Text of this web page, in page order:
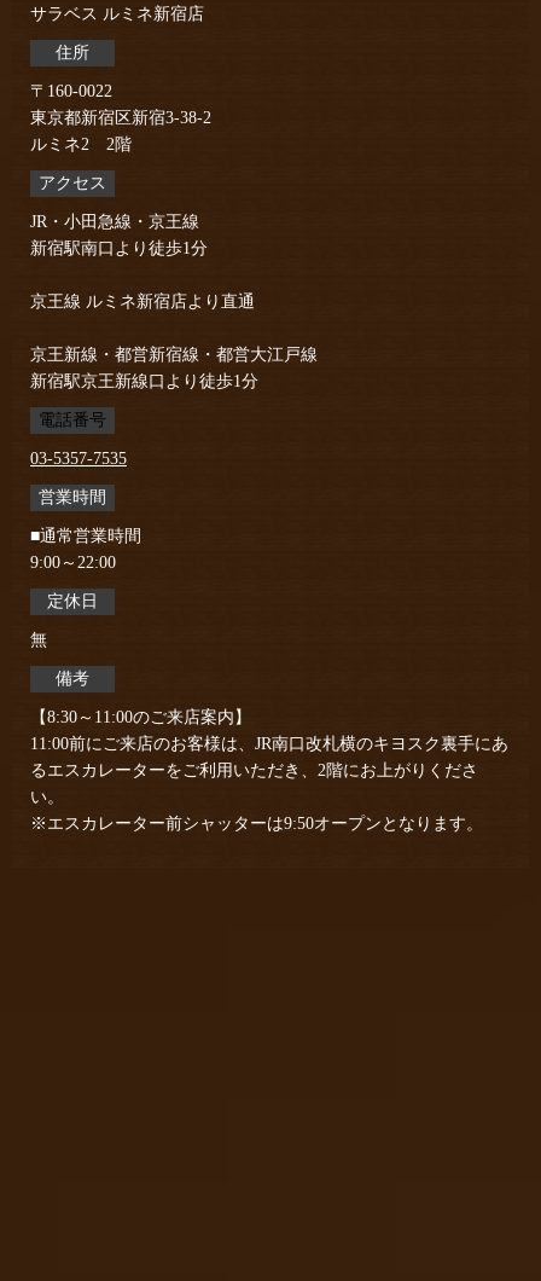
サラベス ルミネ新宿店
住所
〒160-0022
東京都新宿区新宿3-38-2
ルミネ2 2階
アクセス
JR・小田急線・京王線
新宿駅南口より徒歩1分
京王線 ルミネ新宿店より直通
京王新線・都営新宿線・都営大江戸線
新宿駅京王新線口より徒歩1分
電話番号
03-5357-7535
営業時間
■通常営業時間
9:00～22:00
定休日
無
備考
【8:30～11:00のご来店案内】
11:00前にご来店のお客様は、JR南口改札横のキヨスク裏手にあ
るエスカレーターをご利用いただき、2階にお上がりくださ
い。
※エスカレーター前シャッターは9:50オープンとなります。